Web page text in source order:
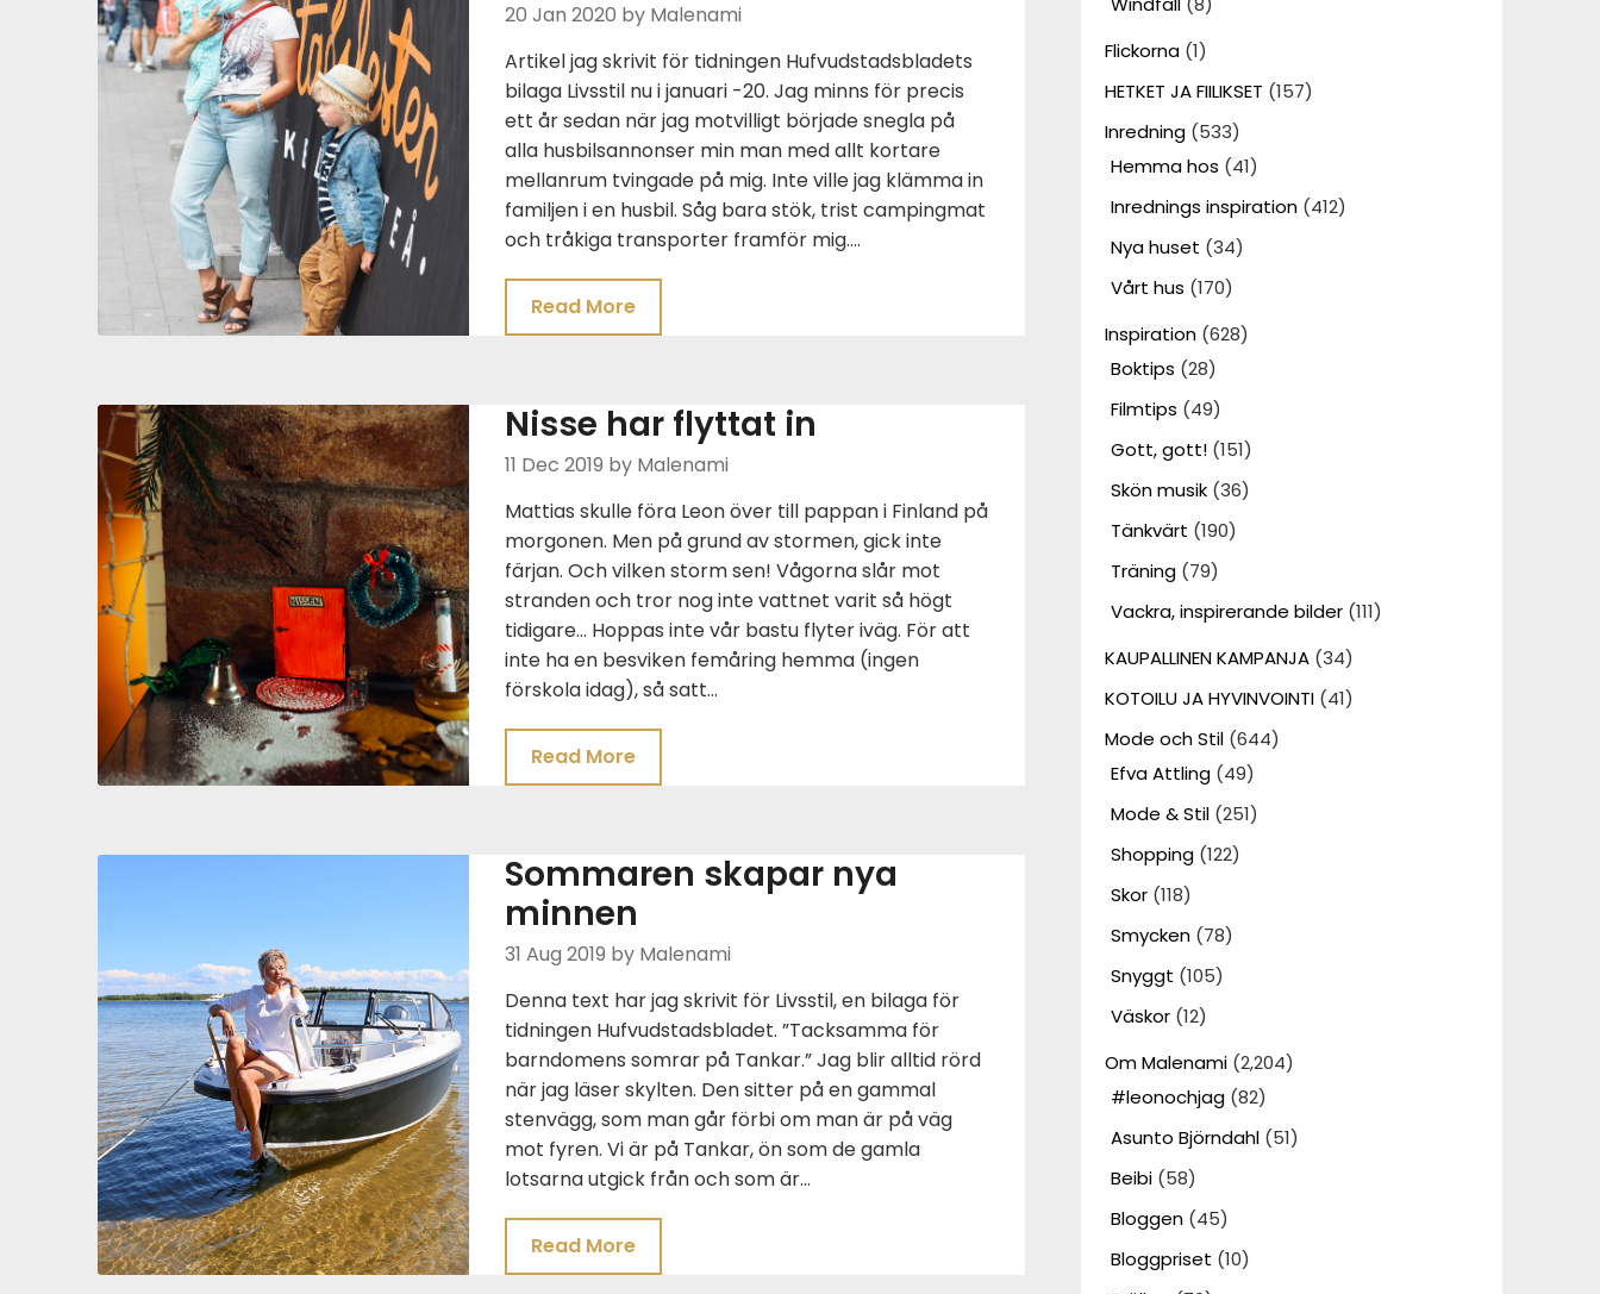
20 Jan 2020 by Malenami
Artikel jag skrivit för tidningen Hufvudstadsbladets
bilaga Livsstil nu i januari -20. Jag minns för precis
ett år sedan när jag motvilligt började snegla på
alla husbilsannonser min man med allt kortare
mellanrum tvingade på mig. Inte ville jag klämma in
familjen i en husbil. Såg bara stök, trist campingmat
och tråkiga transporter framför mig….
Read More
Nisse har flyttat in
11 Dec 2019 by Malenami
Mattias skulle föra Leon över till pappan i Finland på
morgonen. Men på grund av stormen, gick inte
färjan. Och vilken storm sen! Vågorna slår mot
stranden och tror nog inte vattnet varit så högt
tidigare… Hoppas inte vår bastu flyter iväg. För att
inte ha en besviken femåring hemma (ingen
förskola idag), så satt…
Read More
Sommaren skapar nya
minnen
31 Aug 2019 by Malenami
Denna text har jag skrivit för Livsstil, en bilaga för
tidningen Hufvudstadsbladet. ”Tacksamma för
barndomens somrar på Tankar.” Jag blir alltid rörd
när jag läser skylten. Den sitter på en gammal
stenvägg, som man går förbi om man är på väg
mot fyren. Vi är på Tankar, ön som de gamla
lotsarna utgick från och som är…
Read More
Flickorna(1)
HETKET JA FIILIKSET (157)
Inredning(533)
Hemma hos (41)
Inrednings inspiration(412)
Nya huset (34)
Vårt hus (170)
Inspiration(628)
Boktips (28)
Filmtips (49)
Gott, gott!(151)
Skön musik(36)
Tänkvärt (190)
Träning(79)
Vackra, inspirerande bilder(111)
KAUPALLINEN KAMPANJA(34)
KOTOILU JA HYVINVOINTI(41)
Mode och Stil(644)
Efva Attling(49)
Mode & Stil(251)
Shopping(122)
Skor(118)
Smycken(78)
Snyggt (105)
Väskor(12)
Om Malenami(2,204)
#leonochjag(82)
Asunto Björndahl(51)
Beibi(58)
Bloggen(45)
Bloggpriset (10)